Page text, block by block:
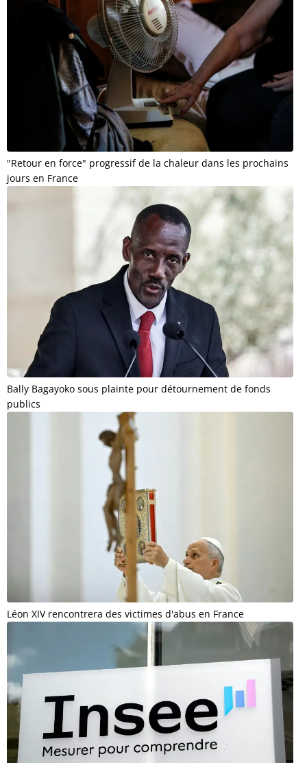
"Retour en force" progressif de la chaleur dans les prochains
jours en France
Bally Bagayoko sous plainte pour détournement de fonds
publics
Léon XIV rencontrera des victimes d'abus en France